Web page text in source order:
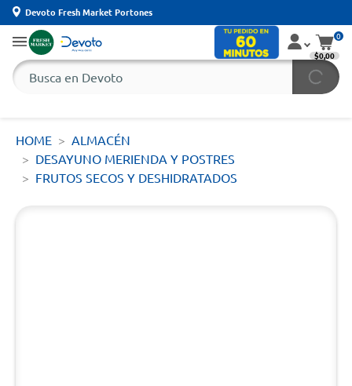
Devoto Fresh Market Portones
0
$0,00
HOME
ALMACÉN
DESAYUNO MERIENDA Y POSTRES
FRUTOS SECOS Y DESHIDRATADOS